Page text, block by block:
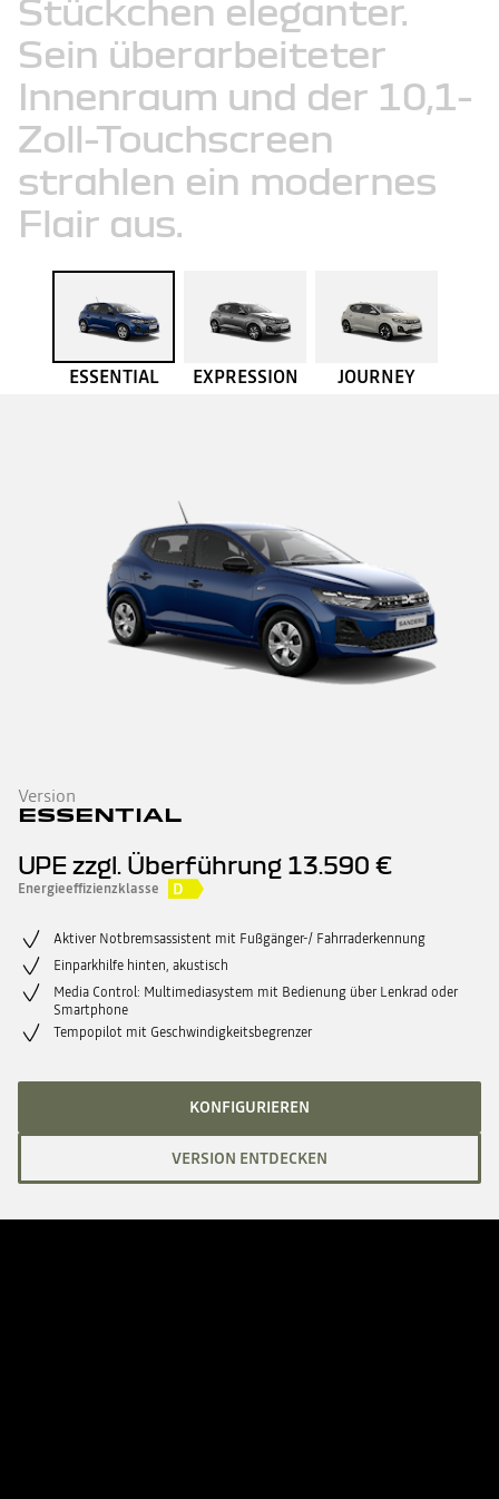
Stückchen eleganter.
Sein überarbeiteter
Innenraum und der 10,1-
Zoll-Touchscreen
strahlen ein modernes
Flair aus.
ESSENTIAL EXPRESSION JOURNEY
Version
ESSENTIAL
UPE zzgl. Überführung 13.590 €
Energieeffizienzklasse D
Aktiver Notbremsassistent mit Fußgänger-/ Fahrraderkennung
Einparkhilfe hinten, akustisch
Media Control: Multimediasystem mit Bedienung über Lenkrad oder
Smartphone
Tempopilot mit Geschwindigkeitsbegrenzer
KONFIGURIEREN
VERSION ENTDECKEN